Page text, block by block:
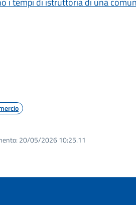
20/05/2026 10:25.11